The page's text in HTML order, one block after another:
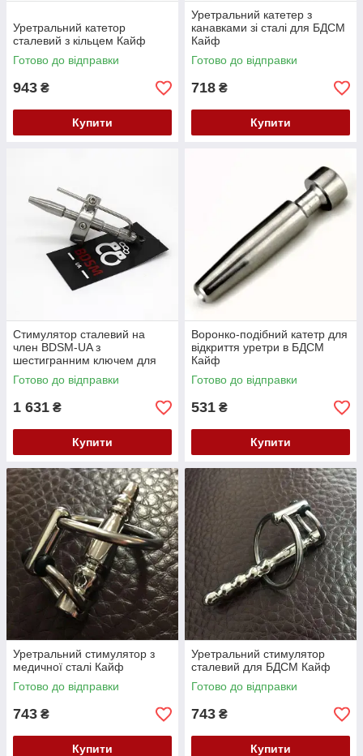
Уретральний катетор
сталевий з кільцем Кайф
Готово до відправки
943 ₴
Купити
Уретральний катетер з
канавками зі сталі для БДСМ
Кайф
Готово до відправки
718 ₴
Купити
Стимулятор сталевий на
член BDSM-UA з
шестигранним ключем для
БДСМ Кайф
Готово до відправки
1 631 ₴
Купити
Воронко-подібний катетр для
відкриття уретри в БДСМ
Кайф
Готово до відправки
531 ₴
Купити
Уретральний стимулятор з
медичної сталі Кайф
Готово до відправки
743 ₴
Купити
Уретральний стимулятор
сталевий для БДСМ Кайф
Готово до відправки
743 ₴
Купити